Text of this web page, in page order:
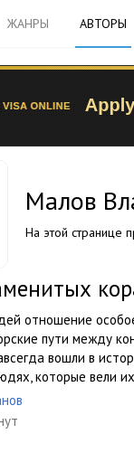
ЖАНРЫ АВТОРЫ
Малов
На этой странице
отношение
пути между
вошли в
которые вели